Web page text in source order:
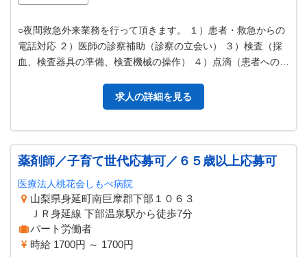
○夜間救急外来業務を行って頂きます。 １）患者・救急からの
電話対応 ２）医師の診察補助（診察の立会い） ３）検査（採
血、検査器具の準備、検査機械の操作） ４）点滴（患者への点
求人の詳細を見る
薬剤師／子育て世代応募可／６５歳以上応募可
医療法人桃花会しもべ病院
山梨県身延町南巨摩郡下部１０６３
ＪＲ身延線 下部温泉駅から徒歩7分
パート労働者
時給 1700円 ～ 1700円